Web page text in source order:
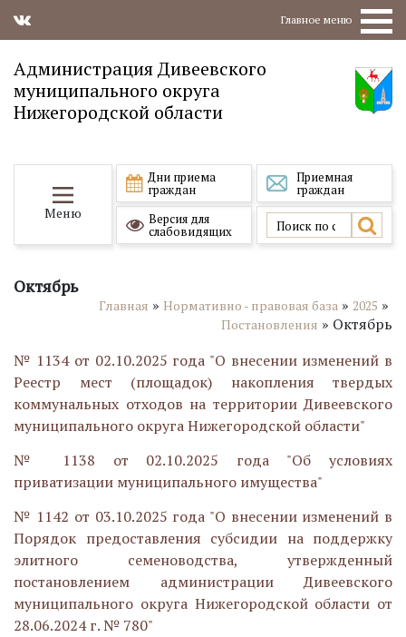
Главное меню
Администрация Дивеевского
муниципального округа
Нижегородской области
Меню
Дни приема
граждан
Приемная
граждан
Версия для
слабовидящих
Октябрь
Главная » Нормативно - правовая база » 2025 »
Постановления » Октябрь
№ 1134 от 02.10.2025 года "О внесении изменений в
Реестр мест (площадок) накопления твердых
коммунальных отходов на территории Дивеевского
муниципального округа Нижегородской области"
№ 1138 от 02.10.2025 года "Об условиях
приватизации муниципального имущества"
№ 1142 от 03.10.2025 года "О внесении изменений в
Порядок предоставления субсидии на поддержку
элитного семеноводства, утвержденный
постановлением администрации Дивеевского
муниципального округа Нижегородской области от
28.06.2024 г. № 780"